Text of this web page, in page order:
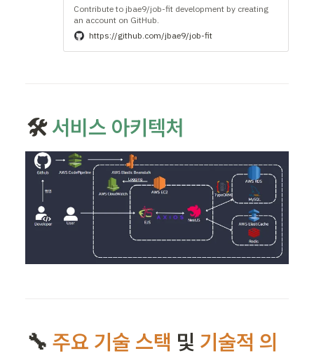
Contribute to jbae9/job-fit development by creating
an account on GitHub.
https://github.com/jbae9/job-fit
🛠️ 서비스 아키텍처
🔧 주요 기술 스택 및 기술적 의